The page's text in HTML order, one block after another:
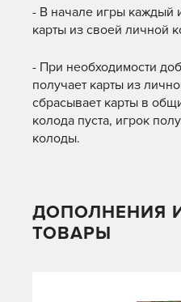
- В начале игры каждый
карты из своей личной
- При необходимости
получает карты из
сбрасывает карты в
колода пуста, игрок
колоды.
ДОПОЛНЕНИЯ
ТОВАРЫ